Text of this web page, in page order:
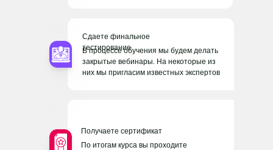
Сдаете финальное
тестирование
В процессе обучения мы будем делать
закрытые вебинары. На некоторые из
них мы пригласим известных экспертов
Получаете сертификат
По итогам курса вы проходите